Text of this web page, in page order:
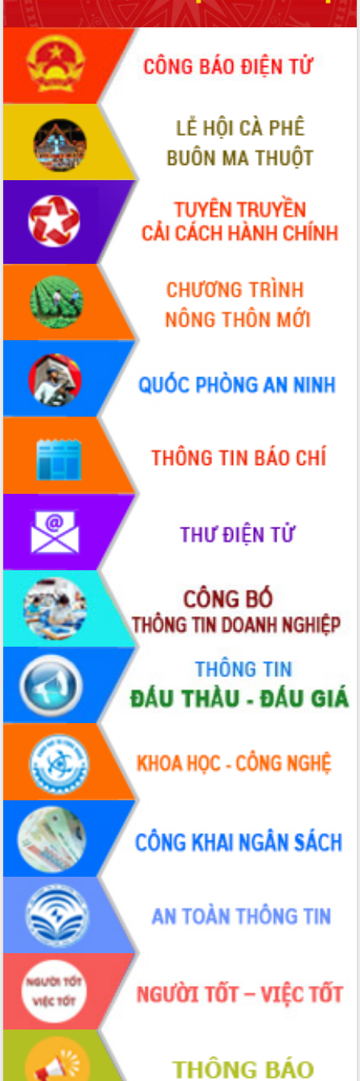
Hồ Thị Nguyên Thảo làm việc tại Trung
tâm Phục vụ hành chính công xã Ea
Xây dựng nền hành chính số đồng
hành cùng nông dân dân, doanh nghiệp
Giai đoạn 2026-2030, Đắk Lắk phấn
đấu có 77% xã đạt chuẩn nông thôn
Chuyển đổi số 'mở đường' cho nông
nghiệp Đắk Lắk tăng trưởng bứt phá
Triển khai đồng bộ đo đạc, lập hồ sơ
địa chính, hoàn thiện cơ sở dữ liệu đất
đai
Ứng dụng sinh trắc học - Bước tiến
trong hành trình chuyển đổi số tại Đắk
Lắk
Đắk Lắk nâng cao hiệu quả công tác
Đảng từ Sổ tay đảng viên điện tử
Đắk Lắk đẩy mạnh nuôi biển công
nghệ, hướng tới phát triển thủy sản
bền vững
Tập huấn nâng cao năng lực triển khai
chuyển đổi số cho cán bộ, công chức
cấp xã
Đắk Lắk phát động hưởng ứng Ngày
Quyền của người tiêu dùng Việt Nam
Đẩy mạnh cải cách hành chính, quyết
tâm đạt được mục tiêu tăng trưởng
hai con số trong năm 2026
Tổ chức trang trọng Lễ hội Đền thờ
Lương Văn Chánh năm 2026
Phó Bí thư Tỉnh ủy Đắk Lắk Đỗ Hữu
Huy giữ chức Bí thư Đảng ủy Ủy Ban
Nhân dân tỉnh
Bệnh án điện tử thúc đẩy chuyển đổi
số y tế tại Đắk Lắk
Chuyển đổi số thư viện: Mở rộng
không gian tri thức trong thời đại số
Đánh giá, rút kinh nghiệm công tác tổ
chức diễn tập trước ngày bầu cử
Chương trình “Gặp gỡ hữu nghị –
Friendship Meeting New Year 2026”
Bầu cử Quốc hội và HĐND: Cử tri Đắk
Lắk gửi gắm niềm tin, kỳ vọng vào lá
Đắk Lắk sẵn sàng các điều kiện cho
Ngày hội bầu cử đại biểu Quốc hội
khóa XVI và HĐND các cấp nhiệm kỳ
2026-2031
Đảm bảo cuộc bầu cử đại biểu Quốc
hội và đại biểu HĐND các cấp diễn ra
an toàn, hiệu quả, đúng quy định
Thủ tướng Chính phủ Phạm Minh Chính
kiểm tra, chỉ đạo hoàn thành các dự
án cao tốc và thăm khu tái định cư tại
Đắk Lắk
Sôi nổi Hội đua ngựa truyền thống Gò
Thì Thùng mừng Xuân Bính Ngọ 2026
Lãnh đạo tỉnh dâng hương tưởng niệm
tại Đập Đồng Cam đầu Xuân Bính Ngọ
Ngành nông nghiệp phấn đấu tăng